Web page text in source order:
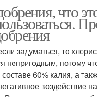
что
задуматься, то
непригодным, потому
60% калия, а
воздействие